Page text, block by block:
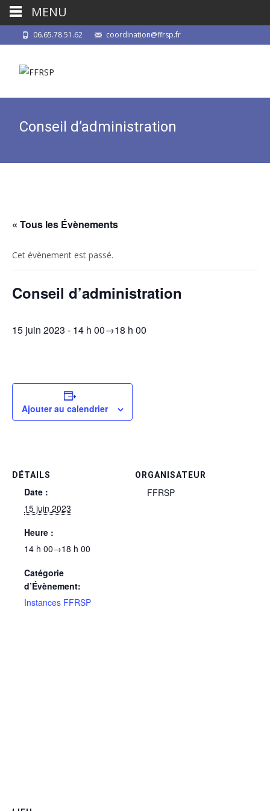
06.65.78.51.62 coordination@ffrsp.fr
Conseil d’administration
« Tous les Évènements
Cet évènement est passé.
Conseil d’administration
15 juin 2023 - 14 h 00→18 h 00
Ajouter au calendrier
DÉTAILS
Date :
15 juin 2023
Heure :
14 h 00→18 h 00
Catégorie
d’Évènement:
Instances FFRSP
ORGANISATEUR
FFRSP
MENU